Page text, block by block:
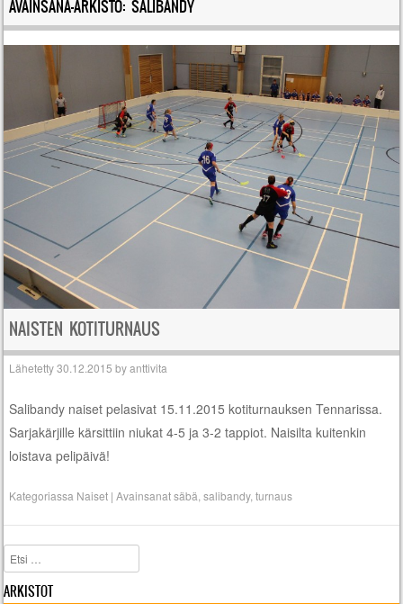
AVAINSANA-ARKISTO:SALIBANDY
NAISTEN KOTITURNAUS
Lähetetty30.12.2015 byanttivita
Salibandy naiset pelasivat 15.11.2015 kotiturnauksen Tennarissa.
Sarjakärjille kärsittiin niukat 4-5 ja 3-2 tappiot. Naisilta kuitenkin
loistava pelipäivä!
Kategoriassa Naiset |Avainsanatsäbä ,salibandy,turnaus
Etsi
ARKISTOT